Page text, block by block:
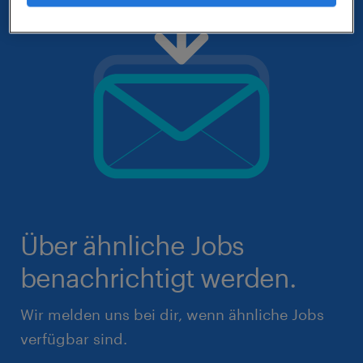
Über ähnliche Jobs
benachrichtigt werden.
Wir melden uns bei dir, wenn ähnliche Jobs
verfügbar sind.